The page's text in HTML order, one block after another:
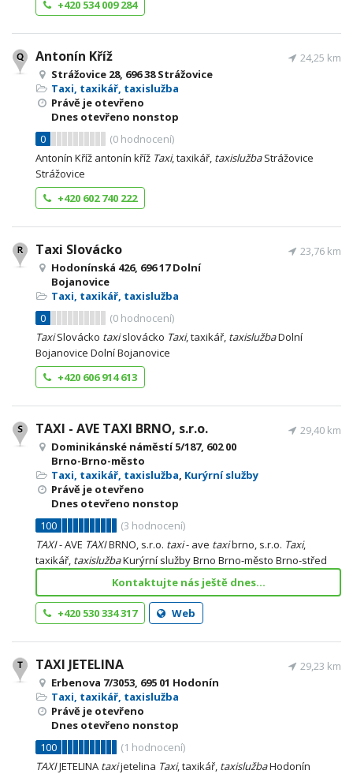
+420 534 009 284
Antonín Kříž
Strážovice 28, 696 38 Strážovice
Taxi, taxikář, taxislužba
Právě je otevřeno
Dnes otevřeno nonstop
0
(0 hodnocení)
24,25 km
Antonín Kříž antonín kříž Taxi, taxikář, taxislužbaStrážovice
Strážovice
+420 602 740 222
Taxi Slovácko
Hodonínská 426, 696 17 Dolní
Bojanovice
Taxi, taxikář, taxislužba
0
(0 hodnocení)
23,76 km
TaxiSlovácko taxislovácko Taxi, taxikář, taxislužbaDolní
Bojanovice Dolní Bojanovice
+420 606 914 613
TAXI - AVE TAXI BRNO, s.r.o.
Dominikánské náměstí 5/187, 602 00
Brno-Brno-město
Taxi, taxikář, taxislužba, Kurýrní služby
Právě je otevřeno
Dnes otevřeno nonstop
100
(3 hodnocení)
29,40 km
TAXI- AVE TAXIBRNO, s.r.o. taxi- ave taxibrno, s.r.o. Taxi,
taxikář, taxislužbaKurýrní služby Brno Brno-město Brno-střed
Kontaktujte nás ještě dnes...
+420 530 334 317 Web
TAXI JETELINA
Erbenova 7/3053, 695 01 Hodonín
Taxi, taxikář, taxislužba
Právě je otevřeno
Dnes otevřeno nonstop
100
(1 hodnocení)
29,23 km
TAXIJETELINA taxijetelina Taxi, taxikář, taxislužbaHodonín